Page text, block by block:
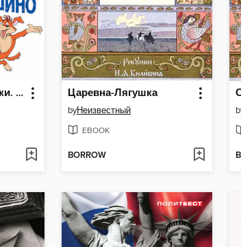
В гостях у Чебурашки. Праздники в Простоквашино (сборник) Царевна-Лягушка
byНеизвестный
EBOOK
BORROW